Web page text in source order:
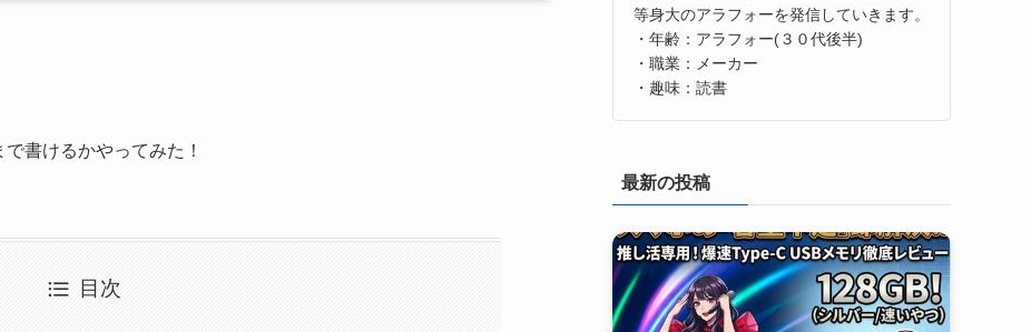
書けるかやってみた！
目次
等身大のアラフォーを発信していきます。
・年齢：アラフォー(３０代後半)
・職業：メーカー
・趣味：読書
最新の投稿